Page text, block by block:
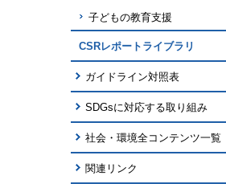
子どもの教育支援
CSRレポートライブラリ
ガイドライン対照表
SDGsに対応する取り組み
社会・環境全コンテンツ一覧
関連リンク